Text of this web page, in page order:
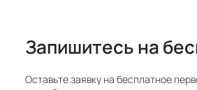
Запишитесь на
Оставьте заявку на бесплатное